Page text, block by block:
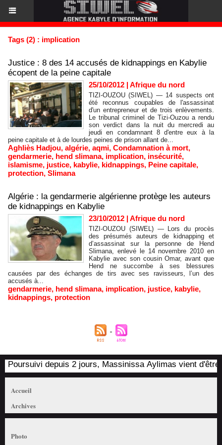
Tags (2) : implication
Justice : 8 des 14 accusés de kidnappings en Kabylie
écopent de la peine capitale
25/10/2012 | Afrique du nord
TIZI-OUZOU (SIWEL) — 14 suspects ont
été reconnus coupables de l'assassinat
d'un entrepreneur et de trois enlèvements.
Le tribunal criminel de Tizi-Ouzou a rendu
son verdict dans la nuit du mercredi au
jeudi en condamnant 8 d'entre eux à la
peine capitale et à de lourdes peines de prison allant de...
Aghliès Hadjou, algérie, aqmi, Condamnation à mort,
gendarmerie, hend slimana, implication, insécurité,
islamisme, justice, kabylie, kidnappings, Peine capitale,
protection, Slimana
Algérie : la gendarmerie algérienne protège les auteurs
de kidnappings en Kabylie
23/10/2012 | Afrique du nord
TIZI-OUZOU (SIWEL) — Lors du procès
des présumés auteurs de kidnapping et
d’assassinat sur la personne de Hend
Slimana, enlevé le 14 novembre 2010 en
Kabylie avec son cousin Omar, avant que
Hend ne succombe à ses blessures
causées par des échanges de tirs avec ses ravisseurs, l’un des
accusés à...
gendarmerie, hend slimana, implication, justice, kabylie,
kidnappings, protection
Poursuivi depuis 2 jours, Massinissa Aylimas vient
Accueil
Archives
Photo